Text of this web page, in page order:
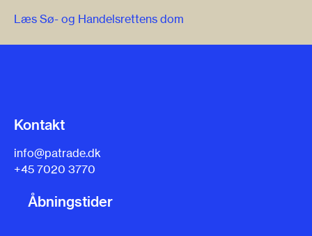
Læs Sø- og Handelsrettens dom
Kontakt
info@patrade.dk
+45 7020 3770
Åbningstider